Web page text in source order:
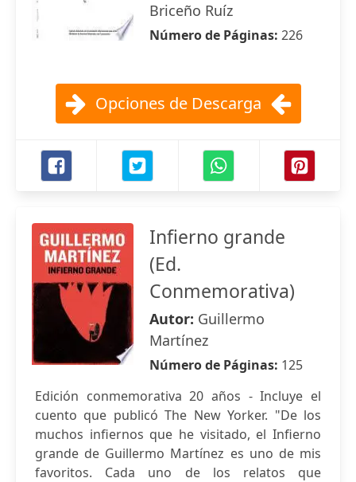
Briceño Ruíz
Número de Páginas: 226
Opciones de Descarga
Infierno grande
(Ed.
Conmemorativa)
Autor: Guillermo
Martínez
Número de Páginas: 125
Edición conmemorativa 20 años - Incluye el
cuento que publicó The New Yorker. "De los
muchos infiernos que he visitado, el Infierno
grande de Guillermo Martínez es uno de mis
favoritos. Cada uno de los relatos que